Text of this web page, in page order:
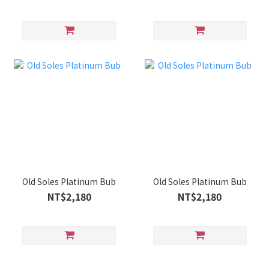
Old Soles Platinum Bub
NT$2,180
Old Soles Platinum Bub
NT$2,180